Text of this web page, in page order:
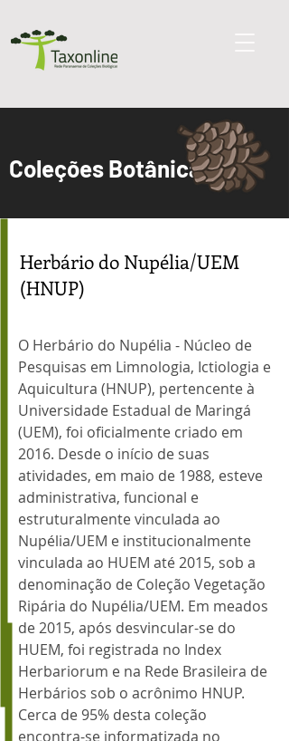
Coleções Botânicas
Herbário do Nupélia/UEM
(HNUP)
O Herbário do Nupélia - Núcleo de
Pesquisas em Limnologia, Ictiologia e
Aquicultura (HNUP), pertencente à
Universidade Estadual de Maringá
(UEM), foi oficialmente criado em
2016. Desde o início de suas
atividades, em maio de 1988, esteve
administrativa, funcional e
estruturalmente vinculada ao
Nupélia/UEM e institucionalmente
vinculada ao HUEM até 2015, sob a
denominação de Coleção Vegetação
Ripária do Nupélia/UEM. Em meados
de 2015, após desvincular-se do
HUEM, foi registrada no Index
Herbariorum e na Rede Brasileira de
Herbários sob o acrônimo HNUP.
Cerca de 95% desta coleção
encontra-se informatizada no